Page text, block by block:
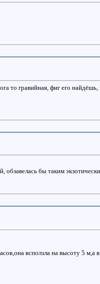
то гравийная, фиг его
обзавелась бы таким
всползла на высоту 5 м,а